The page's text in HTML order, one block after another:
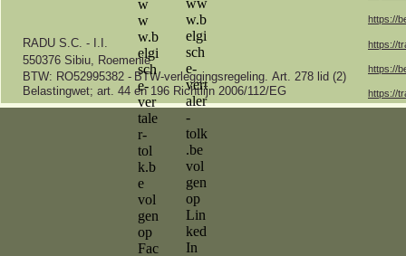
https://
https://
https://
https://
RADU S.C. - I.I.
550376 Sibiu, Roemenië
BTW: RO52995382 - BTW-verleggingsregeling. Art. 278 lid (2)
Belastingwet; art. 44 en 196 Richtlijn 2006/112/EG